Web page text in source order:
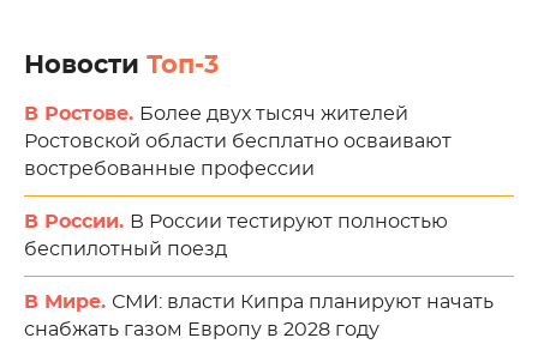
Новости Топ-3
В Ростове. Более двух тысяч жителей
Ростовской области бесплатно осваивают
востребованные профессии
В России. В России тестируют полностью
беспилотный поезд
В Мире. СМИ: власти Кипра планируют начать
снабжать газом Европу в 2028 году